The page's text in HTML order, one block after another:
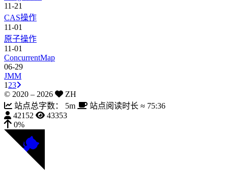
11-21
CAS操作
11-01
原子操作
11-01
ConcurrentMap
06-29
JMM
1 23
© 2020 – 2026
ZH
站点总字数：
5m 站点阅读时长 ≈ 75:36
42152
43353
0%